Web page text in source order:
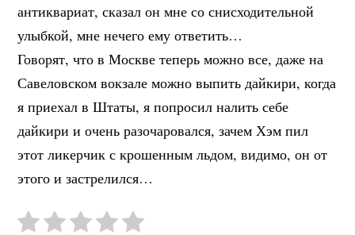
антиквариат, сказал он мне со снисходительной
улыбкой, мне нечего ему ответить…
Говорят, что в Москве теперь можно все, даже на
Савеловском вокзале можно выпить дайкири, когда
я приехал в Штаты, я попросил налить себе
дайкири и очень разочаровался, зачем Хэм пил
этот ликерчик с крошенным льдом, видимо, он от
этого и застрелился…